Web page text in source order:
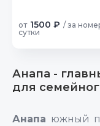
от 1500 ₽ / за
сутки
Анапа -
для
Анапа южный